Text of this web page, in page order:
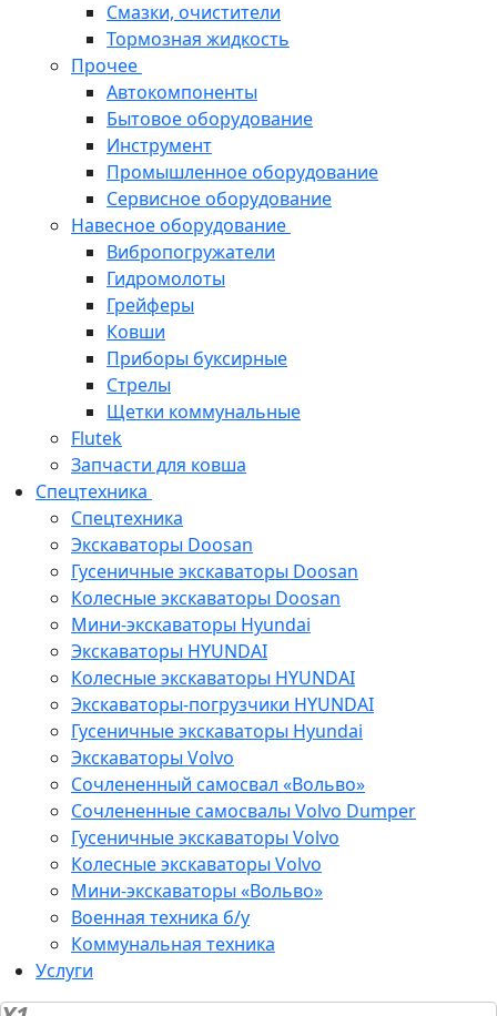
Смазки, очистители
Тормозная жидкость
Прочее
Автокомпоненты
Бытовое оборудование
Инструмент
Промышленное оборудование
Сервисное оборудование
Навесное оборудование
Вибропогружатели
Гидромолоты
Грейферы
Ковши
Приборы буксирные
Стрелы
Щетки коммунальные
Flutek
Запчасти для ковша
Спецтехника
Спецтехника
Экскаваторы Doosan
Гусеничные экскаваторы Doosan
Колесные экскаваторы Doosan
Мини-экскаваторы Hyundai
Экскаваторы HYUNDAI
Колесные экскаваторы HYUNDAI
Экскаваторы-погрузчики HYUNDAI
Гусеничные экскаваторы Hyundai
Экскаваторы Volvo
Сочлененный самосвал «Вольво»
Сочлененные самосвалы Volvo Dumper
Гусеничные экскаваторы Volvo
Колесные экскаваторы Volvo
Мини-экскаваторы «Вольво»
Военная техника б/у
Коммунальная техника
Услуги